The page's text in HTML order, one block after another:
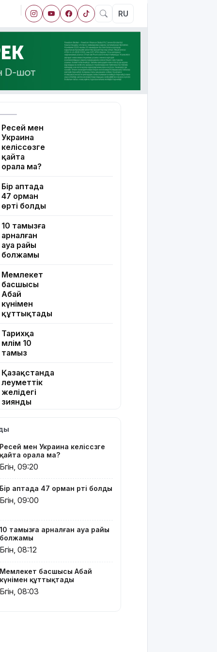
RU
Ресей мен
Украина
келіссөзге
қайта
орала ма?
Бір аптада
47 орман
өрті болды
10 тамызға
арналған
ауа райы
болжамы
Мемлекет
басшысы
Абай
күнімен
құттықтады
Тарихқа
мәлім 10
тамыз
Қазақстанда
әлеуметтік
желідегі
зиянды
күшейеді
Қазақстан
мектептерінде
оқушыларды
тексеру
тәртібі
Ресей мен
Сирия
әскери
бойынша
келісімге
келді
Ресей мен Украина келіссөзге
қайта орала ма?
Бүгін, 09:20
Бір аптада 47 орман өрті болды
Бүгін, 09:00
10 тамызға арналған ауа райы
болжамы
Бүгін, 08:12
Мемлекет басшысы Абай
күнімен құттықтады
Бүгін, 08:03